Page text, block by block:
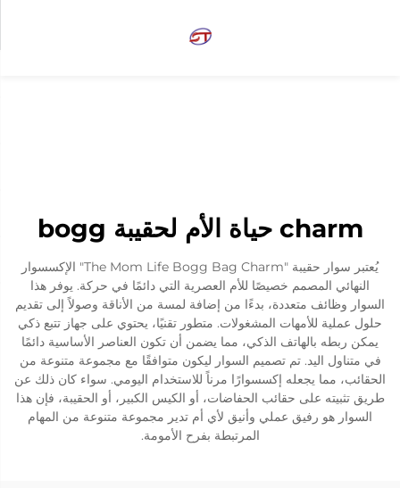
charm حياة الأم لحقيبة bogg
يُعتبر سوار حقيبة "The Mom Life Bogg Bag Charm" الإكسسوار
النهائي المصمم خصيصًا للأم العصرية التي دائمًا في حركة. يوفر هذا
السوار وظائف متعددة، بدءًا من إضافة لمسة من الأناقة وصولاً إلى تقديم
حلول عملية للأمهات المشغولات. متطور تقنيًا، يحتوي على جهاز تتبع ذكي
يمكن ربطه بالهاتف الذكي، مما يضمن أن تكون العناصر الأساسية دائمًا
في متناول اليد. تم تصميم السوار ليكون متوافقًا مع مجموعة متنوعة من
الحقائب، مما يجعله إكسسوارًا مرناً للاستخدام اليومي. سواء كان ذلك عن
طريق تثبيته على حقائب الحفاضات، أو الكيس الكبير، أو الحقيبة، فإن هذا
السوار هو رفيق عملي وأنيق لأي أم تدير مجموعة متنوعة من المهام
المرتبطة بفرح الأمومة.